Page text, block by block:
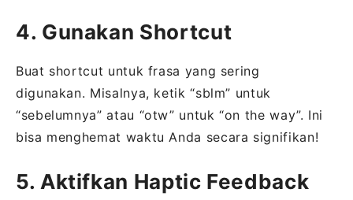
4. Gunakan Shortcut
Buat shortcut untuk frasa yang sering
digunakan. Misalnya, ketik “sblm” untuk
“sebelumnya” atau “otw” untuk “on the way”. Ini
bisa menghemat waktu Anda secara signifikan!
5. Aktifkan Haptic Feedback